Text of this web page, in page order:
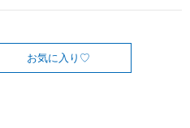
お気に入り